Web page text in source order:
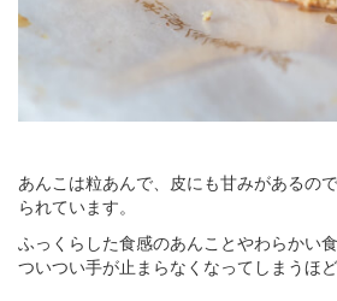
あんこは粒あんで、皮にも甘みがあるの
られています。
ふっくらした食感のあんことやわらかい
ついつい手が止まらなくなってしまうほど